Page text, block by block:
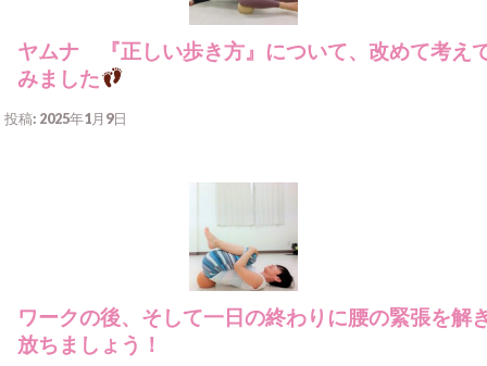
ヤムナ 『正しい歩き方』について、改めて考え
みました
投稿: 2025年1月9日
ワークの後、そして一日の終わりに腰の緊張を解
放ちましょう！